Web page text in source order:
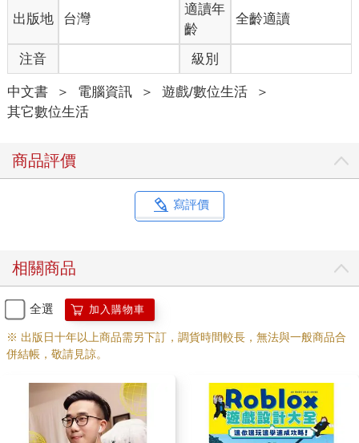
出版地 台灣
適讀年
齡
全齡適讀
注音 級別
中文書 ＞ 電腦資訊 ＞ 遊戲/數位生活
＞
其它數位生活
商品評價
寫評價
相關商品
全選 加入購物車
※ 出版日十年以上商品需另下訂，調貨時間較長，無法與一般商品合
併結帳，敬請見諒。